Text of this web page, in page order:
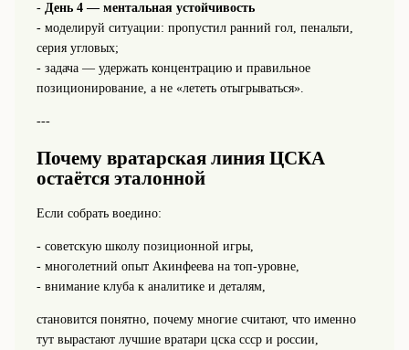
- День 4 — ментальная устойчивость
- моделируй ситуации: пропустил ранний гол, пенальти,
серия угловых;
- задача — удержать концентрацию и правильное
позиционирование, а не «лететь отыгрываться».
---
Почему вратарская линия ЦСКА
остаётся эталонной
Если собрать воедино:
- советскую школу позиционной игры,
- многолетний опыт Акинфеева на топ-уровне,
- внимание клуба к аналитике и деталям,
становится понятно, почему многие считают, что именно
тут вырастают лучшие вратари цска ссср и россии,